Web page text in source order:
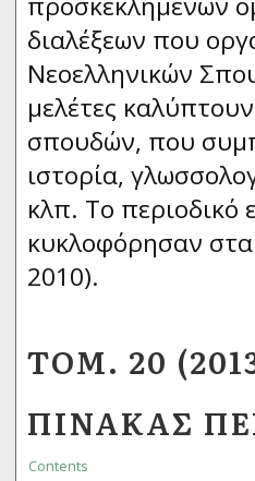
διαλέξεων που
Νεοελληνικών
μελέτες
σπουδών, που
ιστορία,
κλπ. Το περιοδικό
κυκλοφόρησαν
2010).
ΤΌΜ. 20
ΠΊΝΑΚΑΣ
Contents